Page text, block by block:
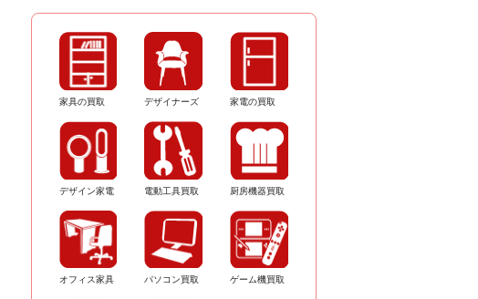
家具の買取 デザイナーズ 家電の買取
デザイン家電 電動工具買取 厨房機器買取
オフィス家具 パソコン買取 ゲーム機買取